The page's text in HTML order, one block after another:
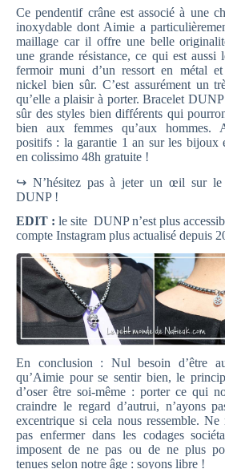
Ce pendentif crâne est associé à une
inoxydable dont Aimie a
maillage car il offre une belle
une grande résistance, ce qui est aussi
fermoir muni d’un ressort en métal
nickel bien sûr. C’est assurément un
qu’elle a plaisir à porter. Bracelet
sûr des styles bien différents qui
bien aux femmes qu’aux hommes.
positifs : la garantie 1 an sur les bijoux
en colissimo 48h gratuite !
↪ N’hésitez pas à jeter un œil sur le
DUNP !
EDIT : le site DUNP n’est plus
compte Instagram plus actualisé depuis
En conclusion : Nul besoin d’être
qu’Aimie pour se sentir bien, le
d’oser être soi-même : porter ce qui
craindre le regard d’autrui, n’ayons
excentrique si cela nous ressemble. Ne
pas enfermer dans les codages
imposent de ne pas ou de ne plus
tenues selon notre âge : soyons libre !